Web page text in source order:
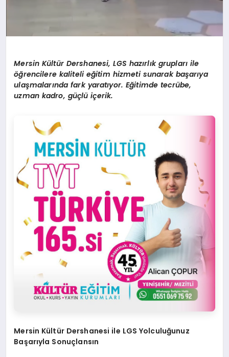
Mersin Kültür Dershanesi, LGS hazırlık grupları ile
öğrencilere kaliteli eğitim hizmeti sunarak başarıya
ulaşmalarında fark yaratıyor. Eğitimde tecrübe,
uzman kadro, güçlü içerik.
Mersin Kültür Dershanesi ile LGS Yolculuğunuz
Başarıyla Sonuçlansın